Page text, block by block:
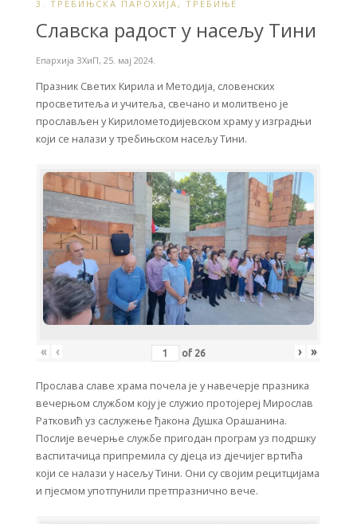
3. ТРЕБИЊСКА ПАРОХИЈА, ТРЕБИЊЕ
Славска радост у насељу Тини
Епархија ЗХиП, 25. мај 2024.
Празник Светих Кирила и Методија, словенских
просветитеља и учитеља, свечано и молитвено је
прослављен у Кирилометодијевском храму у изградњи
који се налази у требињском насељу Тини.
« ‹ of 26 › »
Прослава славе храма почела је у навечерје празника
вечерњом службом коју је служио протојереј Мирослав
Ратковић уз саслужење ђакона Душка Орашанина.
Послије вечерње службе пригодан програм уз подршку
васпитачица припремила су дјеца из дјечијег вртића
који се налази у насељу Тини. Они су својим рецитцијама
и пјесмом употпунили претпразнично вече.